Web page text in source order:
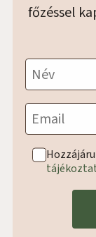
főzéssel
Email
Név